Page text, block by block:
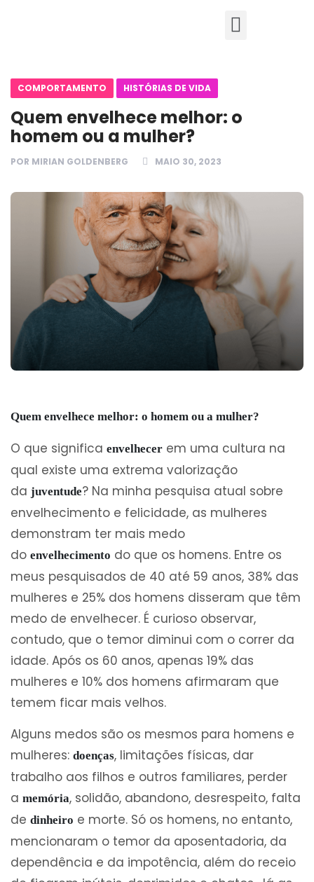
COMPORTAMENTO HISTÓRIAS DE VIDA
Quem envelhece melhor: o
homem ou a mulher?
POR MIRIAN GOLDENBERG MAIO 30, 2023
Quem envelhece melhor: o homem ou a mulher?
O que significa envelhecer em uma cultura na
qual existe uma extrema valorização
da juventude? Na minha pesquisa atual sobre
envelhecimento e felicidade, as mulheres
demonstram ter mais medo
do envelhecimento do que os homens. Entre os
meus pesquisados de 40 até 59 anos, 38% das
mulheres e 25% dos homens disseram que têm
medo de envelhecer. É curioso observar,
contudo, que o temor diminui com o correr da
idade. Após os 60 anos, apenas 19% das
mulheres e 10% dos homens afirmaram que
temem ficar mais velhos.
Alguns medos são os mesmos para homens e
mulheres: doenças, limitações físicas, dar
trabalho aos filhos e outros familiares, perder
a memória, solidão, abandono, desrespeito, falta
de dinheiro e morte. Só os homens, no entanto,
mencionaram o temor da aposentadoria, da
dependência e da impotência, além do receio